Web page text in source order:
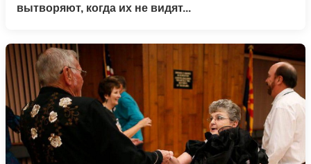
вытворяют, когда их не видят...